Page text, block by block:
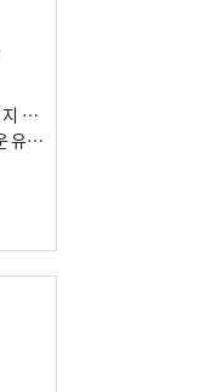
與가 막은 ‘산은 부산행’…전재수 강력한 의지 표명 없인 공염불
田 “장금상선도 설득중”…해운기업 ‘톱다운 유치전’ 가속
구·군 승진 축하화분 관행 없애자니 소상공인 울상